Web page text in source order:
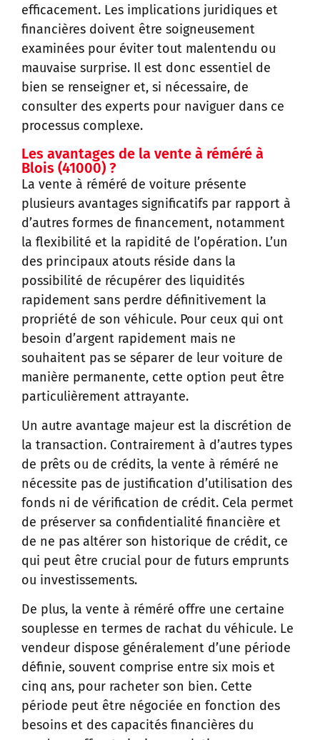
efficacement. Les implications juridiques et
financières doivent être soigneusement
examinées pour éviter tout malentendu ou
mauvaise surprise. Il est donc essentiel de
bien se renseigner et, si nécessaire, de
consulter des experts pour naviguer dans ce
processus complexe.
Les avantages de la vente à réméré à
Blois (41000) ?
La vente à réméré de voiture présente
plusieurs avantages significatifs par rapport à
d’autres formes de financement, notamment
la flexibilité et la rapidité de l’opération. L’un
des principaux atouts réside dans la
possibilité de récupérer des liquidités
rapidement sans perdre définitivement la
propriété de son véhicule. Pour ceux qui ont
besoin d’argent rapidement mais ne
souhaitent pas se séparer de leur voiture de
manière permanente, cette option peut être
particulièrement attrayante.
Un autre avantage majeur est la discrétion de
la transaction. Contrairement à d’autres types
de prêts ou de crédits, la vente à réméré ne
nécessite pas de justification d’utilisation des
fonds ni de vérification de crédit. Cela permet
de préserver sa confidentialité financière et
de ne pas altérer son historique de crédit, ce
qui peut être crucial pour de futurs emprunts
ou investissements.
De plus, la vente à réméré offre une certaine
souplesse en termes de rachat du véhicule. Le
vendeur dispose généralement d’une période
définie, souvent comprise entre six mois et
cinq ans, pour racheter son bien. Cette
période peut être négociée en fonction des
besoins et des capacités financières du